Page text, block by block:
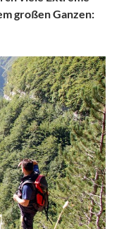
großen Ganzen: